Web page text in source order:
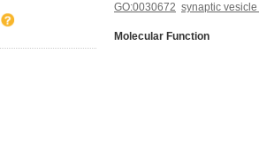
GO:0030672 synaptic
Molecular Function